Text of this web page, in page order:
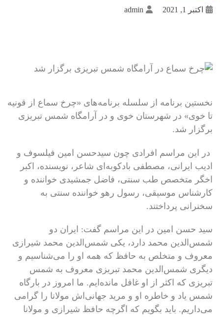
اکتبر 1, 2021 admin
نخستین برنامه از سلسله برنامه‌های «چرخ سماع از قونیه
تا خوی» در شهرستان خوی و در آرامگاه شمس تبریزی
برگزار شد.
در این مراسم افرادی چون سیدحسن امین فیلسوف و
ادیب ایرانی، مصطفی بادکوبه‌ای شاعر، نویسنده، اکبر
اخگر متخصص طب سنتی، فاضل جمشیدی خواننده و
کارشناس موسیقی، رسول رهو خواننده سنتی به
سخنرانی پرداختند.
سید حسن امین در این مراسم گفت: ایران دو
شمس‌الدین محمد دارد، یکی شمس‌الدین محمد شیرازی
معروف و متخلص به حافظ که همه او را می‌شناسیم و
دیگری شمس‌الدین محمد تبریزی معروف به شمس
تبریزی که اکثر از او غافل مانده‌ایم.‌ ما امروز در بارگاه
شمس یاد و خاطره او و مرید جهانی‌اش مولانا را گرامی
می‌داریم. باید بگویم که اگرچه حافظ شیرازی و مولانا